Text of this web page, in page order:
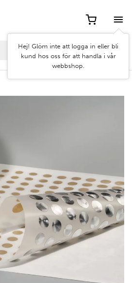
Hej! Glöm inte att logga in eller bli
kund hos oss för att handla i vår
webbshop.